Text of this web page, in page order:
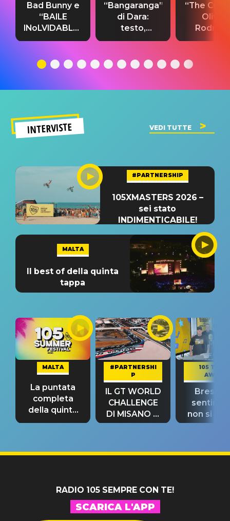
Bad Bunny e
“BAILE
INoLVIDABLE”:
testo,
significato
“Bangaranga”
di Dara:
testo,
traduzione e
del singolo
“The
Olivia
testo,
INTERVISTE VEDI TUTTE
#PARTNERSHIP
105XMASTERS 2026 –
sei stato
INDIMENTICABILE!
MALTA
Il best of della quinta
tappa
MALTA
La puntata
completa
della quinta
tappa
#PARTNERSHI
P
IL GT WORLD
CHALLENGE
DI MISANO si
riconferma
105 TAKE
AWAY
Bresh:
non si
fino alla
RADIO 105 SEMPRE CON TE!
SCARICA L'APP